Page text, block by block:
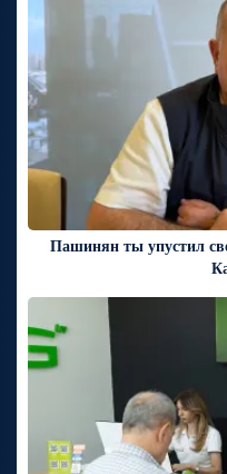
Пашинян ты упустил